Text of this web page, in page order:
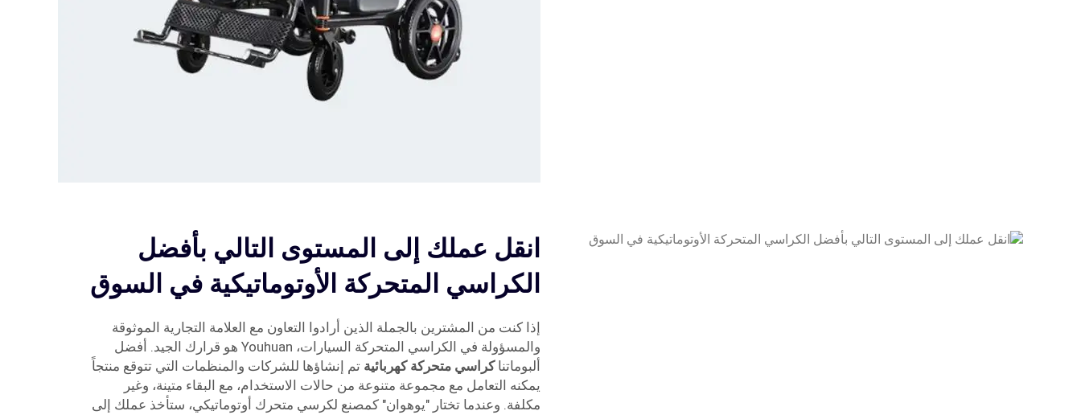
انقل عملك إلى المستوى التالي بأفضل
الكراسي المتحركة الأوتوماتيكية في السوق
إذا كنت من المشترين بالجملة الذين أرادوا التعاون مع العلامة التجارية الموثوقة
والمسؤولة في الكراسي المتحركة السيارات، Youhuan هو قرارك الجيد. أفضل
ألبوماتناكراسي متحركة كهربائية تم إنشاؤها للشركات والمنظمات التي تتوقع منتجاً
يمكنه التعامل مع مجموعة متنوعة من حالات الاستخدام، مع البقاء متينة، وغير
مكلفة. وعندما تختار "يوهوان" كمصنع لكرسي متحرك أوتوماتيكي، ستأخذ عملك إلى